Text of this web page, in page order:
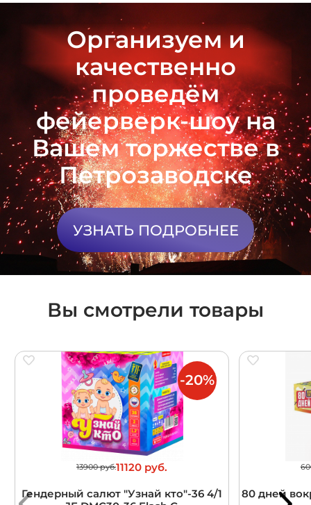
Организуем и
качественно
проведём
фейерверк-шоу на
Вашем торжестве в
Петрозаводске
УЗНАТЬ ПОДРОБНЕЕ
Вы смотрели товары
13900 руб.11120 руб.
Гендерный салют "Узнай кто"-36 4/1
-20%
80 дней